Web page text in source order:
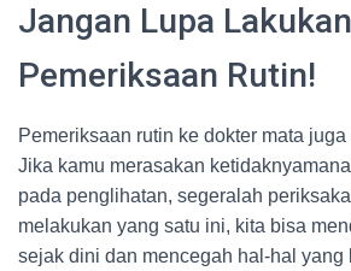
Jangan Lupa Lakukan
Pemeriksaan Rutin!
Pemeriksaan rutin ke dokter mata
Jika kamu merasakan
pada penglihatan, segeralah
melakukan yang satu ini, kita bisa
sejak dini dan mencegah hal-hal yang